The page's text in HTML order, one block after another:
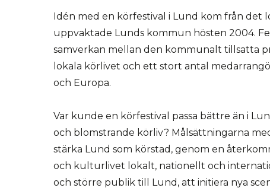
Idén med en körfestival i Lund kom från det
uppvaktade Lunds kommun hösten 2004.
samverkan mellan den kommunalt tillsatta
lokala körlivet och ett stort antal
och Europa.
Var kunde en körfestival passa bättre än i
och blomstrande körliv? Målsättningarna
stärka Lund som körstad, genom en
och kulturlivet lokalt, nationellt och
och större publik till Lund, att initiera nya